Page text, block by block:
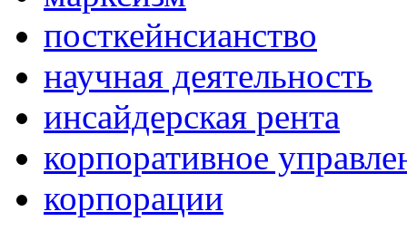
посткейнсианство
научная деятельность
инсайдерская рента
корпоративное
корпорации